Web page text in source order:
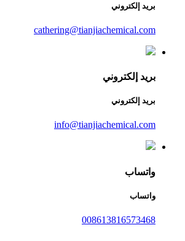
بريد إلكتروني
cathering@tianjiachemical.com
بريد إلكتروني
بريد إلكتروني
info@tianjiachemical.com
واتساب
واتساب
008613816573468